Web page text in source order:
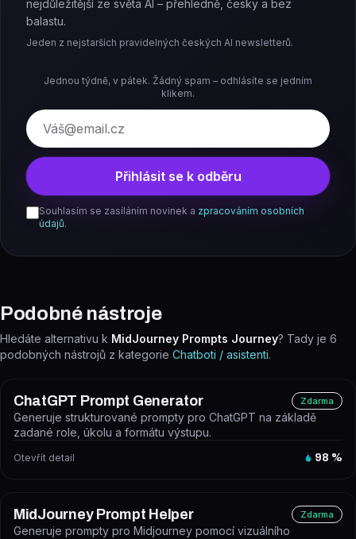
nejdůležitější ze světa AI – přehledně, česky a bez
balastu.
Jeden z nejstarších pravidelných českých AI newsletterů.
Jednou týdně, v pátek. Žádný spam – odhlásíte se jedním
klikem.
E-mail
Přihlásit se k odběru
Souhlasím se zasíláním novinek a zpracováním osobních
údajů.
Podobné nástroje
Hledáte alternativu k MidJourney Prompts Journey? Tady je 6
podobných nástrojů z kategorie Chatboti / asistenti.
ChatGPT Prompt Generator Zdarma
Generuje strukturované prompty pro ChatGPT na základě
zadané role, úkolu a formátu výstupu.
Otevřít detail 98 %
MidJourney Prompt Helper Zdarma
Generuje prompty pro Midjourney pomocí vizuálního